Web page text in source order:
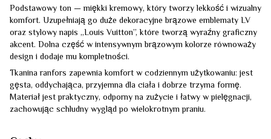
Podstawowy ton — miękki kremowy, który tworzy lekkość i wizualny
komfort. Uzupełniają go duże dekoracyjne brązowe emblematy LV
oraz stylowy napis „Louis Vuitton”, które tworzą wyraźny graficzny
akcent. Dolna część w intensywnym brązowym kolorze równoważy
design i dodaje mu kompletności.
Tkanina ranfors zapewnia komfort w codziennym użytkowaniu: jest
gęsta, oddychająca, przyjemna dla ciała i dobrze trzyma formę.
Materiał jest praktyczny, odporny na zużycie i łatwy w pielęgnacji,
zachowując schludny wygląd po wielokrotnym praniu.